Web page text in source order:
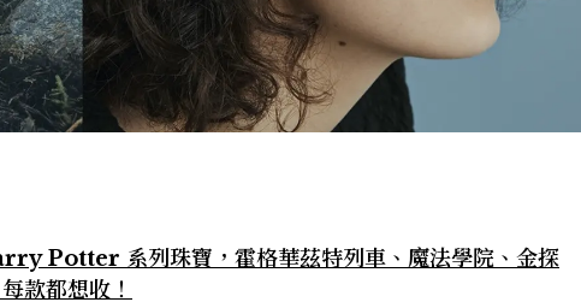
Potter 系列珠寶，霍格華茲特列車、魔法學院、金探
款都想收！